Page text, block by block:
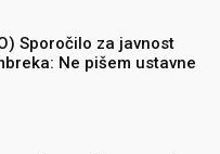
Sporočilo za javnost
Ne pišem ustavne